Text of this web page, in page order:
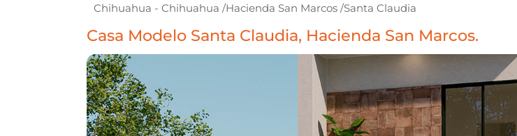
Chihuahua - Chihuahua /Hacienda San Marcos /Santa Claudia
Casa Modelo Santa Claudia, Hacienda San Marcos.